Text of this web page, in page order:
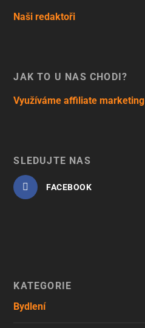
Naši redaktoři
JAK TO U NÁS CHODÍ?
Využíváme affiliate marketing
SLEDUJTE NÁS
FACEBOOK
KATEGORIE
Bydlení